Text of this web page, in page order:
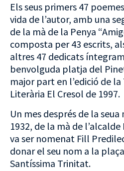
Els seus primers 47
vida de l’autor, amb una
de la mà de la Penya
composta per 43 escrits,
altres 47 dedicats
benvolguda platja del
major part en l’edició de
Literària El Cresol de 1997.
Un mes després de la
1932, de la mà de
va ser nomenat Fill
donar el seu nom a la
Santíssima Trinitat.